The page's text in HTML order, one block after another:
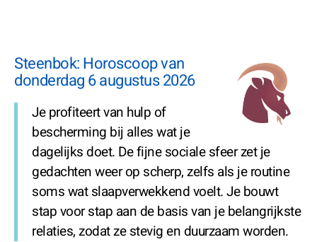
Steenbok: Horoscoop van
donderdag 6 augustus 2026
Je profiteert van hulp of
bescherming bij alles wat je
dagelijks doet. De fijne sociale sfeer zet je
gedachten weer op scherp, zelfs als je routine
soms wat slaapverwekkend voelt. Je bouwt
stap voor stap aan de basis van je belangrijkste
relaties, zodat ze stevig en duurzaam worden.